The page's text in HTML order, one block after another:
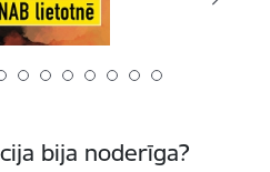
bija noderīga?